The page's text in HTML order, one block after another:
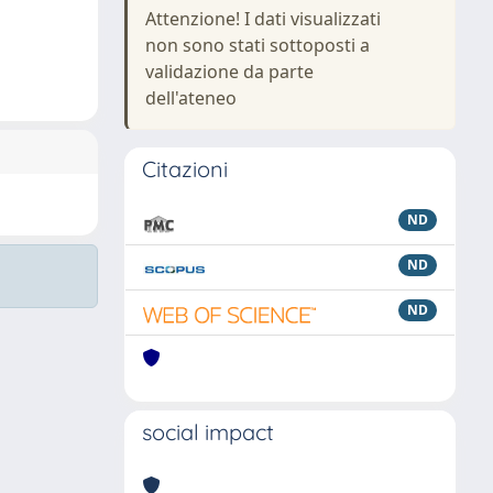
Attenzione! I dati visualizzati
non sono stati sottoposti a
validazione da parte
dell'ateneo
Citazioni
ND
ND
ND
social impact